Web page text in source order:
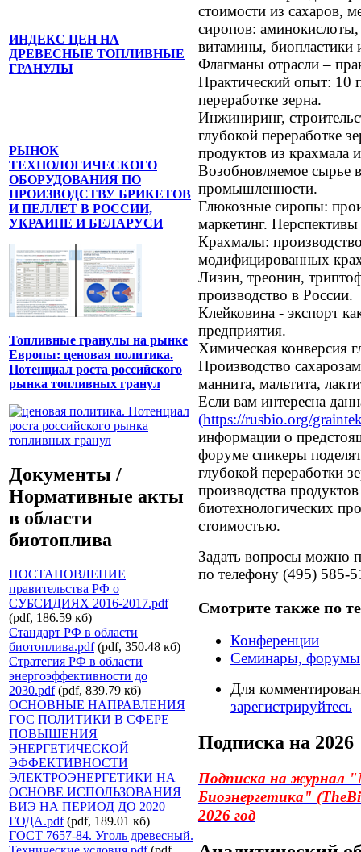
ИНДЕКС ЦЕН НА
ДРЕВЕСНЫЕ ТОПЛИВНЫЕ
ГРАНУЛЫ
РЫНОК
ТЕХНОЛОГИЧЕСКОГО
ОБОРУДОВАНИЯ ПО
ПРОИЗВОДСТВУ БРИКЕТОВ
И ПЕЛЛЕТ В РОССИИ,
УКРАИНЕ И БЕЛАРУСИ
Топливные гранулы на рынке
Европы: ценовая политика.
Потенциал роста российского
рынка топливных гранул
Документы /
Нормативные акты
в области
биотоплива
ПОСТАНОВЛЕНИЕ
правительства РФ о
СУБСИДИЯХ 2016-2017.pdf
(pdf, 186.59 кб)
Стандарт РФ в области
биотоплива.pdf(pdf, 350.48 кб)
Стратегия РФ в области
энергоэффективности до
2030.pdf(pdf, 839.79 кб)
ОСНОВНЫЕ НАПРАВЛЕНИЯ
ГОС ПОЛИТИКИ В СФЕРЕ
ПОВЫШЕНИЯ
ЭНЕРГЕТИЧЕСКОЙ
ЭФФЕКТИВНОСТИ
ЭЛЕКТРОЭНЕРГЕТИКИ НА
ОСНОВЕ ИСПОЛЬЗОВАНИЯ
ВИЭ НА ПЕРИОД ДО 2020
ГОДА.pdf(pdf, 189.01 кб)
ГОСТ 7657-84. Уголь древесный.
стоимости из сахаров,
сиропов:
витамины, биопластики
Флагманы отрасли –
Практический опыт: 10
переработке зерна.
Инжиниринг,
глубокой переработке
продуктов из крахмала
Возобновляемое сырье
промышленности.
Глюкозные сиропы:
маркетинг.
Крахмалы:
модифицированных
Лизин, треонин,
производство в России.
Клейковина - экспорт
предприятия.
Химическая конверсия
Производство
маннита, мальтита,
Если вам интересна
(https://rusbio.org/
информации о
форуме спикеры
глубокой переработки
производства
биотехнологических
стоимостью.
Задать вопросы можно
по телефону (495) 585-
Смотрите также по
Конференции
Семинары, форумы
Для
зарегистрируйтесь
Подписка на 2026
Подписка на журнал
Биоэнергетика"
2026 год